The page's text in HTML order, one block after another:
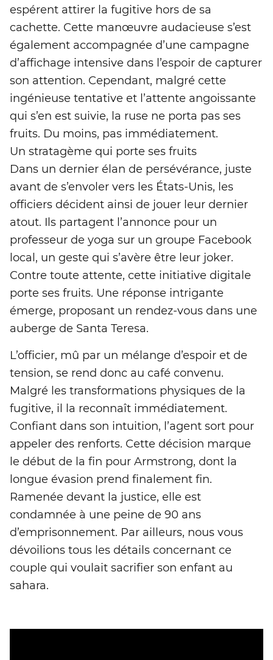
espérent attirer la fugitive hors de sa
cachette. Cette manœuvre audacieuse s’est
également accompagnée d’une campagne
d’affichage intensive dans l’espoir de capturer
son attention. Cependant, malgré cette
ingénieuse tentative et l’attente angoissante
qui s’en est suivie, la ruse ne porta pas ses
fruits. Du moins, pas immédiatement.
Un stratagème qui porte ses fruits
Dans un dernier élan de persévérance, juste
avant de s’envoler vers les États-Unis, les
officiers décident ainsi de jouer leur dernier
atout. Ils partagent l’annonce pour un
professeur de yoga sur un groupe Facebook
local, un geste qui s’avère être leur joker.
Contre toute attente, cette initiative digitale
porte ses fruits. Une réponse intrigante
émerge, proposant un rendez-vous dans une
auberge de Santa Teresa.
L’officier, mû par un mélange d’espoir et de
tension, se rend donc au café convenu.
Malgré les transformations physiques de la
fugitive, il la reconnaît immédiatement.
Confiant dans son intuition, l’agent sort pour
appeler des renforts. Cette décision marque
le début de la fin pour Armstrong, dont la
longue évasion prend finalement fin.
Ramenée devant la justice, elle est
condamnée à une peine de 90 ans
d’emprisonnement. Par ailleurs, nous vous
dévoilions tous les détails concernant ce
couple qui voulait sacrifier son enfant au
sahara.